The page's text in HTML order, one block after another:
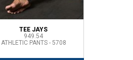
TEE JAYS
949.54
ATHLETIC PANTS - 5708